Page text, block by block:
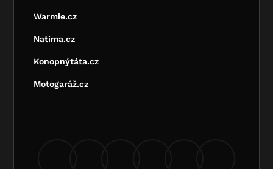
Warmie.cz
Natima.cz
Konopnýtáta.cz
Motogaráž.cz